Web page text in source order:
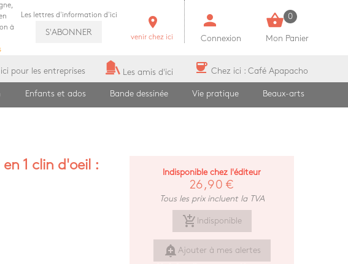
à
Les lettres d'information d'ici
S'ABONNER
room
venir chez ici
person
Connexion
shopping_basket 0
Mon Panier
ici pour les entreprises Les amis d'ici coffee Chez ici : Café Apapacho
Enfants et ados Bande dessinée Vie pratique Beaux-arts
1 clin d'oeil :
Indisponible chez l'éditeur
26,90 €
Tous les prix incluent la TVA
add_shopping_cart Indisponible
add_alert Ajouter à mes alertes